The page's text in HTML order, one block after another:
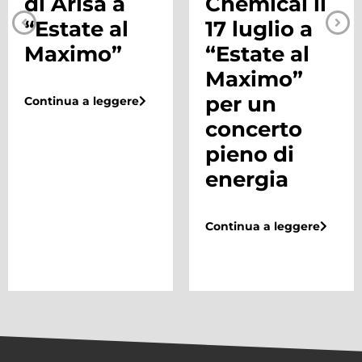
“Estate al
Maximo”
Continua a leggere
17 luglio a
“Estate al
Maximo”
per un
concerto
pieno di
energia
Continua a leggere